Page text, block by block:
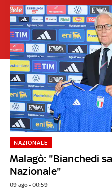
Malagò: "Bianchedi
Nazionale"
NAZIONALE
09 ago - 00:59